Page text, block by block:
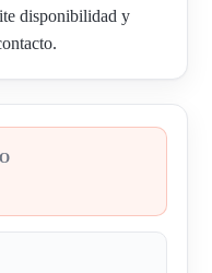
disponibilidad y